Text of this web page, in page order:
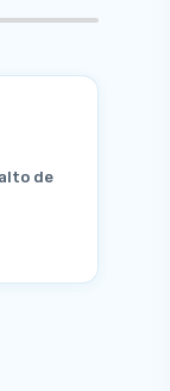
de